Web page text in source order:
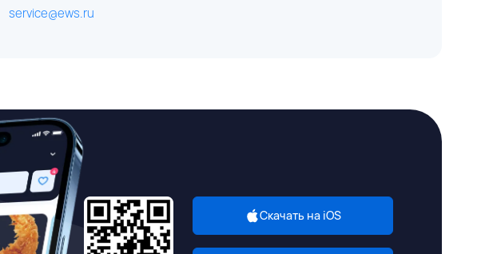
service@ews.ru
Скачать на iOS